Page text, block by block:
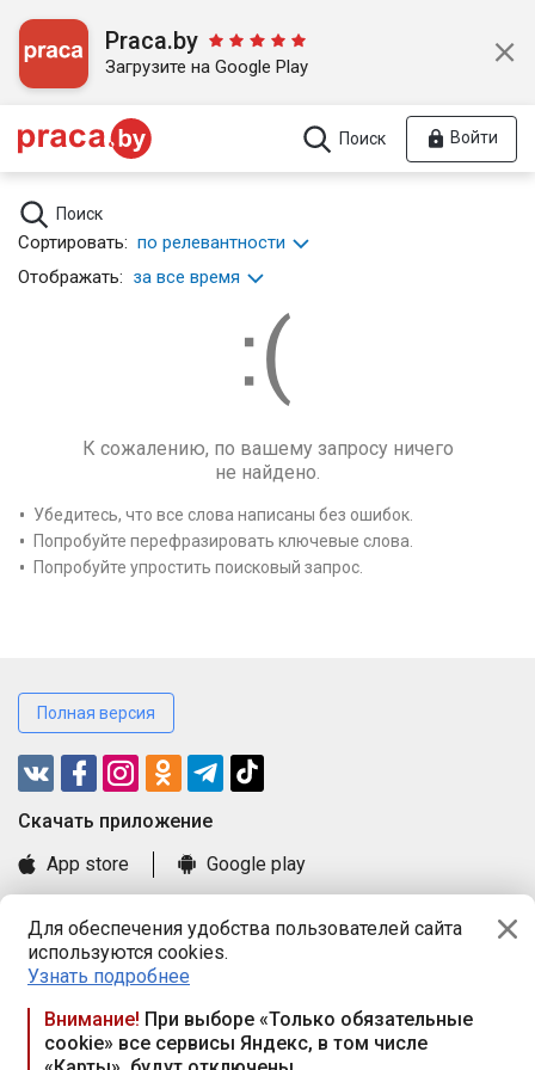
Для обеспечения удобства пользователей сайта
используются cookies.
Узнать подробнее
Внимание! При выборе «Только обязательные
cookie» все сервисы Яндекс, в том числе
Praca.by
Загрузите на Google Play
Поиск Войти
Поиск
Сортировать: по релевантности
Отображать: за все время
К сожалению, по вашему запросу ничего
не найдено.
Убедитесь, что все слова написаны без ошибок.
Попробуйте перефразировать ключевые слова.
Попробуйте упростить поисковый запрос.
Полная версия
Cкачать приложение
App store
Google play
Книга замечаний и предложений
Правила и документы
Praca.by © 2000—2026, ООО «ПРАЦА БАЙ»
Республика Беларусь, 220114, г. Минск, пр-т Независимости
117а, пом. № 9.